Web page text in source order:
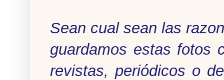
Sean cual sean las
guardamos estas fotos
revistas, periódicos o